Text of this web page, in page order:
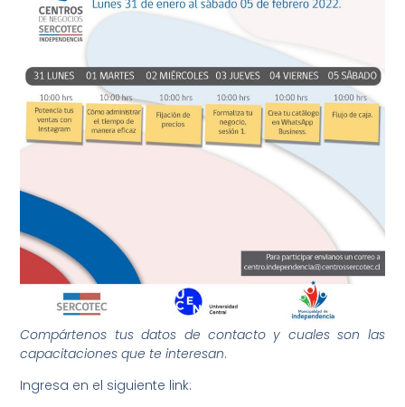
Compártenos tus datos de contacto y cuales son las
capacitaciones que te interesan.
Ingresa en el siguiente link: